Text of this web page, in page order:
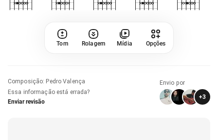
Tom Rolagem Mídia Opções
Composição: Pedro Valença
Essa informação está errada?
Enviar revisão
Envio por
+3